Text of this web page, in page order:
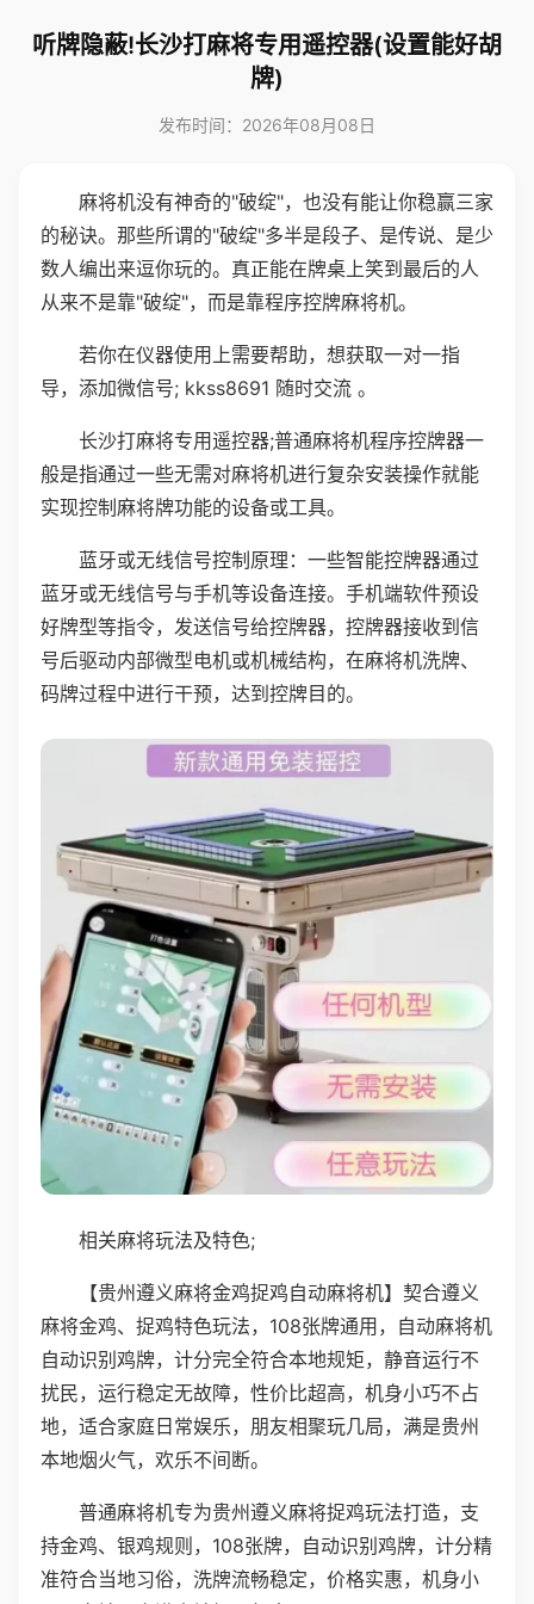
听牌隐蔽!长沙打麻将专用遥控器(设置能好胡
牌)
发布时间：2026年08月08日
麻将机没有神奇的"破绽"，也没有能让你稳赢三家
的秘诀。那些所谓的"破绽"多半是段子、是传说、是少
数人编出来逗你玩的。真正能在牌桌上笑到最后的人
从来不是靠"破绽"，而是靠程序控牌麻将机。
若你在仪器使用上需要帮助，想获取一对一指
导，添加微信号; kkss8691 随时交流 。
长沙打麻将专用遥控器;普通麻将机程序控牌器一
般是指通过一些无需对麻将机进行复杂安装操作就能
实现控制麻将牌功能的设备或工具。
蓝牙或无线信号控制原理：一些智能控牌器通过
蓝牙或无线信号与手机等设备连接。手机端软件预设
好牌型等指令，发送信号给控牌器，控牌器接收到信
号后驱动内部微型电机或机械结构，在麻将机洗牌、
码牌过程中进行干预，达到控牌目的。
相关麻将玩法及特色;
【贵州遵义麻将金鸡捉鸡自动麻将机】契合遵义
麻将金鸡、捉鸡特色玩法，108张牌通用，自动麻将机
自动识别鸡牌，计分完全符合本地规矩，静音运行不
扰民，运行稳定无故障，性价比超高，机身小巧不占
地，适合家庭日常娱乐，朋友相聚玩几局，满是贵州
本地烟火气，欢乐不间断。
普通麻将机专为贵州遵义麻将捉鸡玩法打造，支
持金鸡、银鸡规则，108张牌，自动识别鸡牌，计分精
准符合当地习俗，洗牌流畅稳定，价格实惠，机身小